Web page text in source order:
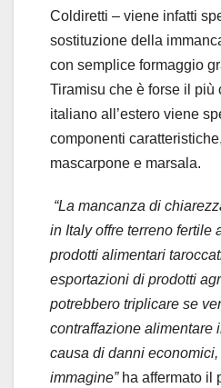
Coldiretti – viene infatti
sostituzione della
con semplice formaggio
Tiramisu che è forse il più
italiano all’estero viene
componenti
mascarpone e marsala.
“La mancanza di
in Italy offre terreno fertile
prodotti alimentari
esportazioni di prodotti
potrebbero triplicare se
contraffazione alimentare
causa di danni
immagine”ha affermato il